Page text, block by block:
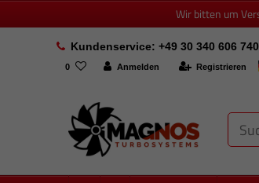
Wir bitten um
Kundenservice: +49 30 340 606 740
0 Anmelden Registrieren